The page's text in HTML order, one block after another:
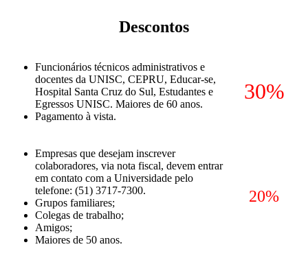
Descontos
Funcionários técnicos administrativos e
docentes da UNISC, CEPRU, Educar-se,
Hospital Santa Cruz do Sul, Estudantes e
Egressos UNISC. Maiores de 60 anos.
Pagamento à vista.
30%
Empresas que desejam inscrever
colaboradores, via nota fiscal, devem entrar
em contato com a Universidade pelo
telefone: (51) 3717-7300.
Grupos familiares;
Colegas de trabalho;
Amigos;
Maiores de 50 anos.
20%